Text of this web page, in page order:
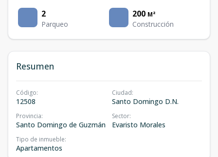
2
Parqueo
200 M²
Construcción
Resumen
Código:
12508
Ciudad:
Santo Domingo D.N.
Provincia:
Santo Domingo de Guzmán
Sector:
Evaristo Morales
Tipo de inmueble:
Apartamentos